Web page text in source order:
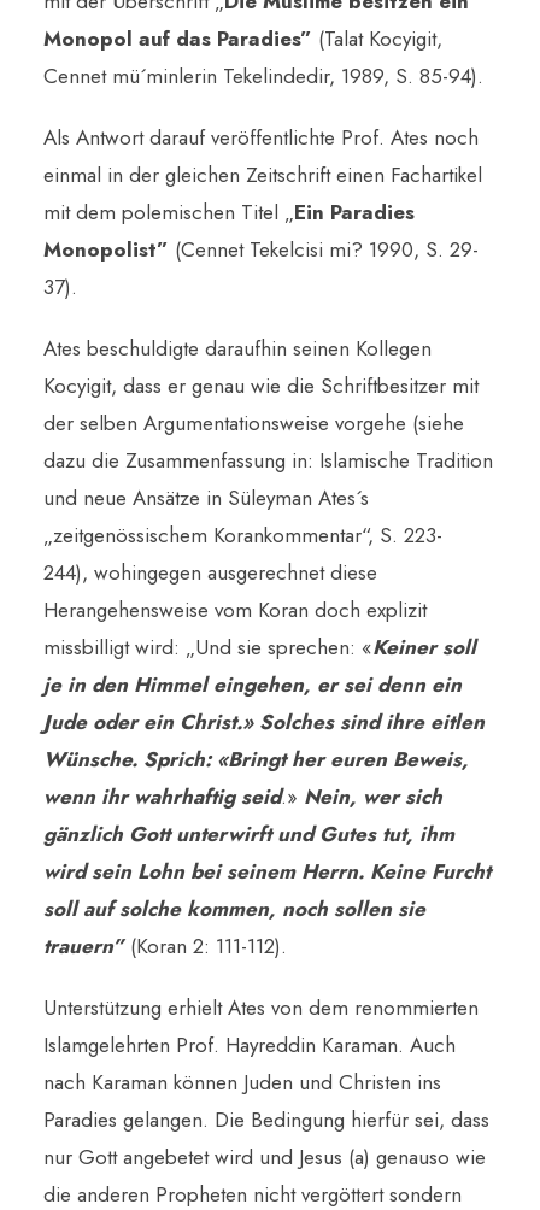
Monopol auf das Paradies” (Talat Kocyigit,
Cennet mü´minlerin Tekelindedir, 1989, S. 85-94).
Als Antwort darauf veröffentlichte Prof. Ates noch
einmal in der gleichen Zeitschrift einen Fachartikel
mit dem polemischen Titel „Ein Paradies
Monopolist” (Cennet Tekelcisi mi? 1990, S. 29-
37).
Ates beschuldigte daraufhin seinen Kollegen
Kocyigit, dass er genau wie die Schriftbesitzer mit
der selben Argumentationsweise vorgehe (siehe
dazu die Zusammenfassung in: Islamische Tradition
und neue Ansätze in Süleyman Ates´s
„zeitgenössischem Korankommentar“, S. 223-
244), wohingegen ausgerechnet diese
Herangehensweise vom Koran doch explizit
missbilligt wird: „Und sie sprechen: «Keiner soll
je in den Himmel eingehen, er sei denn ein
Jude oder ein Christ.» Solches sind ihre eitlen
Wünsche. Sprich: «Bringt her euren Beweis,
wenn ihr wahrhaftig seid.» Nein, wer sich
gänzlich Gott unterwirft und Gutes tut, ihm
wird sein Lohn bei seinem Herrn. Keine Furcht
soll auf solche kommen, noch sollen sie
trauern” (Koran 2: 111-112).
Unterstützung erhielt Ates von dem renommierten
Islamgelehrten Prof. Hayreddin Karaman. Auch
nach Karaman können Juden und Christen ins
Paradies gelangen. Die Bedingung hierfür sei, dass
nur Gott angebetet wird und Jesus (a) genauso wie
die anderen Propheten nicht vergöttert sondern